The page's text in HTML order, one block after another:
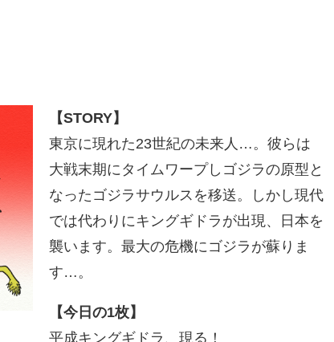
【STORY】
東京に現れた23世紀の未来人…。彼らは
大戦末期にタイムワープしゴジラの原型と
なったゴジラサウルスを移送。しかし現代
では代わりにキングギドラが出現、日本を
襲います。最大の危機にゴジラが蘇りま
す…。
【今日の1枚】
平成キングギドラ、現る！